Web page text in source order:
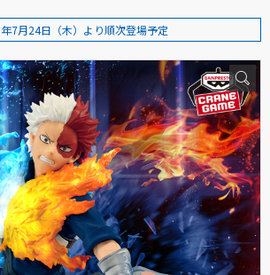
7月24日（木）より順次登場予定